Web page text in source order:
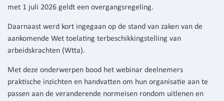
met 1 juli 2026 geldt een overgangsregeling.
Daarnaast werd kort ingegaan op de stand van zaken van de
aankomende Wet toelating terbeschikkingstelling van
arbeidskrachten (Wtta).
Met deze onderwerpen bood het webinar deelnemers
praktische inzichten en handvatten om hun organisatie aan te
passen aan de veranderende normeisen rondom uitlenen en